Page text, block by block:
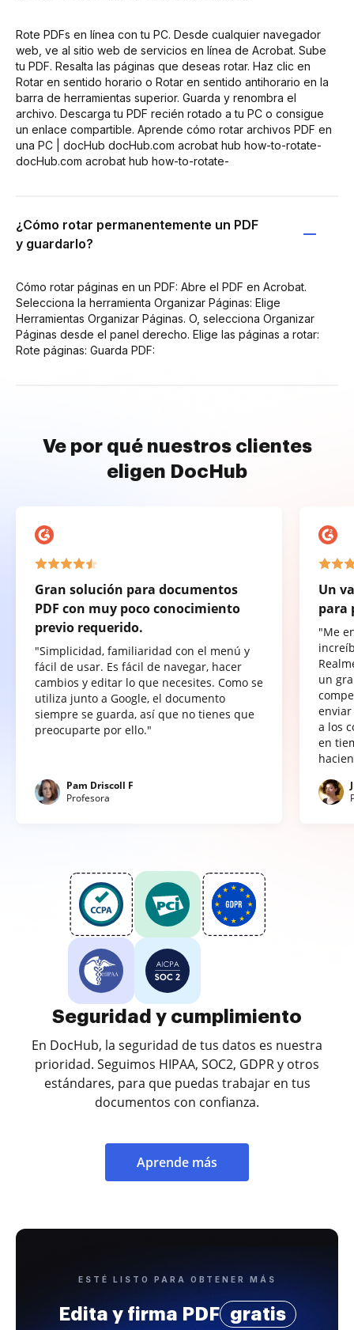
Rote PDFs en línea con tu PC. Desde cualquier navegador
web, ve al sitio web de servicios en línea de Acrobat. Sube
tu PDF. Resalta las páginas que deseas rotar. Haz clic en
Rotar en sentido horario o Rotar en sentido antihorario en la
barra de herramientas superior. Guarda y renombra el
archivo. Descarga tu PDF recién rotado a tu PC o consigue
un enlace compartible. Aprende cómo rotar archivos PDF en
una PC | docHub docHub.com acrobat hub how-to-rotate-
docHub.com acrobat hub how-to-rotate-
¿Cómo rotar permanentemente un PDF
y guardarlo?
Cómo rotar páginas en un PDF: Abre el PDF en Acrobat.
Selecciona la herramienta Organizar Páginas: Elige
Herramientas Organizar Páginas. O, selecciona Organizar
Páginas desde el panel derecho. Elige las páginas a rotar:
Rote páginas: Guarda PDF:
Ve por qué nuestros clientes
eligen DocHub
Gran solución para documentos
PDF con muy poco conocimiento
previo requerido.
"Simplicidad, familiaridad con el menú y
fácil de usar. Es fácil de navegar, hacer
cambios y editar lo que necesites. Como se
utiliza junto a Google, el documento
siempre se guarda, así que no tienes que
preocuparte por ello."
Pam Driscoll F
Profesora
Un
para
"Me
un
a los
en
Seguridad y cumplimiento
En DocHub, la seguridad de tus datos es nuestra
prioridad. Seguimos HIPAA, SOC2, GDPR y otros
estándares, para que puedas trabajar en tus
documentos con confianza.
Aprende más
ESTÉ LISTO PARA OBTENER MÁS
Edita y firma PDF gratis